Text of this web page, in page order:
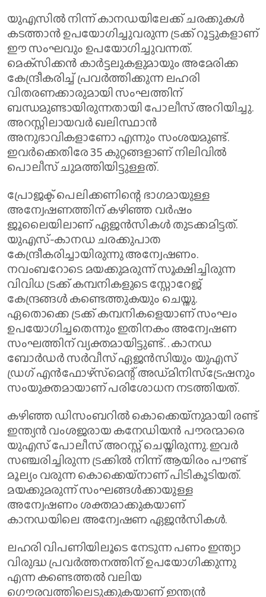
യുഎസില്‍ നിന്ന് കാനഡയിലേക്ക് ചരക്കുകള്‍
കടത്താന്‍ ഉപയോഗിച്ചുവരുന്ന ട്രക്ക് റൂട്ടുകളാണ്
ഈ സംഘവും ഉപയോഗിച്ചുവന്നത്.
മെക്‌സിക്കന്‍ കാര്‍ട്ടലുകളുമായും അമേരിക്ക
കേന്ദ്രീകരിച്ച് പ്രവര്‍ത്തിക്കുന്ന ലഹരി
വിതരണക്കാരുമായി സംഘത്തിന്
ബന്ധമുണ്ടായിരുന്നതായി പോലീസ് അറിയിച്ചു.
അറസ്റ്റിലായവര്‍ ഖലിസ്ഥാന്‍
അനുഭാവികളാണോ എന്നും സംശയമുണ്ട്.
ഇവര്‍ക്കെതിരേ 35 കുറ്റങ്ങളാണ് നിലിവിൽ
പൊലീസ് ചുമത്തിയിട്ടുള്ളത്.
പ്രോജക്ട് പെലിക്കണിന്റെ ഭാഗമായുള്ള
അന്വേഷണത്തിന് കഴിഞ്ഞ വര്‍ഷം
ജൂലൈയിലാണ് ഏജന്‍സികള്‍ തുടക്കമിട്ടത്.
യുഎസ്-കാനഡ ചരക്കുപാത
കേന്ദ്രീകരിച്ചായിരുന്നു അന്വേഷണം.
നവംബറോടെ മയക്കുമരുന്ന് സൂക്ഷിച്ചിരുന്ന
വിവിധ ട്രക്ക് കമ്പനികളുടെ സ്റ്റോറേജ്
കേന്ദ്രങ്ങള്‍ കണ്ടെത്തുകയും ചെയ്തു.
ഏതൊക്കെ ട്രക്ക് കമ്പനികളെയാണ് സംഘം
ഉപയോഗിച്ചതെന്നും ഇതിനകം അന്വേഷണ
സംഘത്തിന് വ്യക്തമായിട്ടുണ്ട്. . കാനഡ
ബോര്‍ഡര്‍ സര്‍വീസ് ഏജന്‍സിയും യുഎസ്
ഡ്രഗ് എന്‍ഫോഴ്‌സ്‌മെന്റ് അഡ്മിനിസ്‌ട്രേഷനും
സംയുക്തമായാണ് പരിശോധന നടത്തിയത്.
കഴിഞ്ഞ ഡിസംബറില്‍ കൊക്കെയ്‌നുമായി രണ്ട്
ഇന്ത്യന്‍ വംശജരായ കനേഡിയന്‍ പൗരന്മാരെ
യുഎസ് പോലീസ് അറസ്റ്റ് ചെയ്തിരുന്നു. ഇവര്‍
സഞ്ചരിച്ചിരുന്ന ട്രക്കില്‍ നിന്ന് ആയിരം പൗണ്ട്
മൂല്യം വരുന്ന കൊക്കെയ്‌നാണ് പിടികൂടിയത്.
മയക്കുമരുന്ന് സംഘങ്ങള്‍ക്കായുള്ള
അന്വേഷണം ശക്തമാക്കുകയാണ്
കാനഡയിലെ അന്വേഷണ ഏജന്‍സികള്‍.
ലഹരി വിപണിയിലൂടെ നേടുന്ന പണം ഇന്ത്യാ
വിരുദ്ധ പ്രവർത്തനത്തിന് ഉപയോഗിക്കുന്നു
എന്ന കണ്ടെത്തൽ വലിയ
ഗൌരവത്തിലെടുക്കുകയാണ് ഇന്ത്യൻ